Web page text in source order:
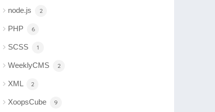
node.js 2
PHP 6
SCSS 1
WeeklyCMS 2
XML 2
XoopsCube 9